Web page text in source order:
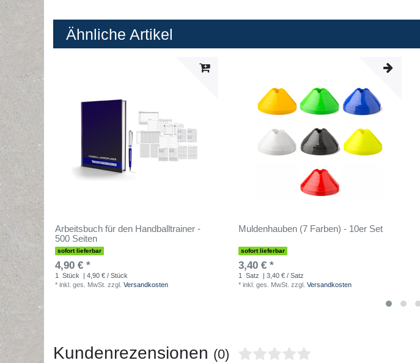
Ähnliche Artikel
Arbeitsbuch für den Handballtrainer -
500 Seiten
sofort lieferbar
4,90 € *
1 Stück
| 4,90 € / Stück
* inkl. ges. MwSt. zzgl. Versandkosten
Muldenhauben (7 Farben) - 10er Set
sofort lieferbar
3,40 € *
1 Satz
| 3,40 € / Satz
* inkl. ges. MwSt. zzgl. Versandkosten
Kundenrezensionen (0)